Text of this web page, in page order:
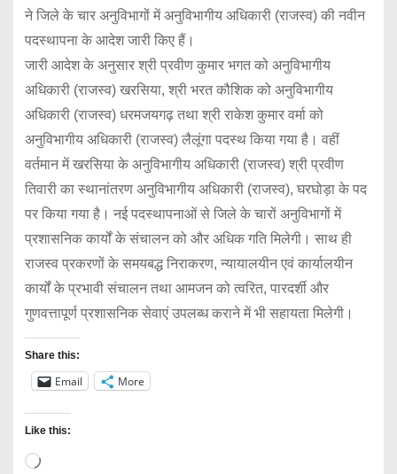
ने जिले के चार अनुविभागों में अनुविभागीय अधिकारी (राजस्व) की नवीन
पदस्थापना के आदेश जारी किए हैं।
जारी आदेश के अनुसार श्री प्रवीण कुमार भगत को अनुविभागीय
अधिकारी (राजस्व) खरसिया, श्री भरत कौशिक को अनुविभागीय
अधिकारी (राजस्व) धरमजयगढ़ तथा श्री राकेश कुमार वर्मा को
अनुविभागीय अधिकारी (राजस्व) लैलूंगा पदस्थ किया गया है। वहीं
वर्तमान में खरसिया के अनुविभागीय अधिकारी (राजस्व) श्री प्रवीण
तिवारी का स्थानांतरण अनुविभागीय अधिकारी (राजस्व), घरघोड़ा के पद
पर किया गया है। नई पदस्थापनाओं से जिले के चारों अनुविभागों में
प्रशासनिक कार्यों के संचालन को और अधिक गति मिलेगी। साथ ही
राजस्व प्रकरणों के समयबद्ध निराकरण, न्यायालयीन एवं कार्यालयीन
कार्यों के प्रभावी संचालन तथा आमजन को त्वरित, पारदर्शी और
गुणवत्तापूर्ण प्रशासनिक सेवाएं उपलब्ध कराने में भी सहायता मिलेगी।
Share this:
Email More
Like this:
L